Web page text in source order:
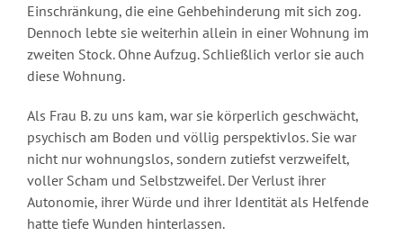
Einschränkung, die eine Gehbehinderung mit sich zog.
Dennoch lebte sie weiterhin allein in einer Wohnung im
zweiten Stock. Ohne Aufzug. Schließlich verlor sie auch
diese Wohnung.
Als Frau B. zu uns kam, war sie körperlich geschwächt,
psychisch am Boden und völlig perspektivlos. Sie war
nicht nur wohnungslos, sondern zutiefst verzweifelt,
voller Scham und Selbstzweifel. Der Verlust ihrer
Autonomie, ihrer Würde und ihrer Identität als Helfende
hatte tiefe Wunden hinterlassen.